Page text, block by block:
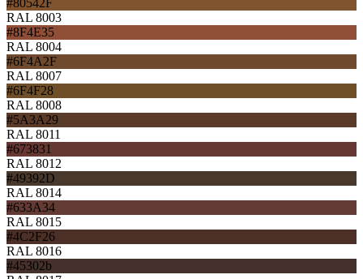
RAL 8003
#8F4E35
RAL 8004
#6F4A2F
RAL 8007
#6F4F28
RAL 8008
#5A3A29
RAL 8011
#673831
RAL 8012
#49392D
RAL 8014
#633A34
RAL 8015
#4C2F26
RAL 8016
#45302b